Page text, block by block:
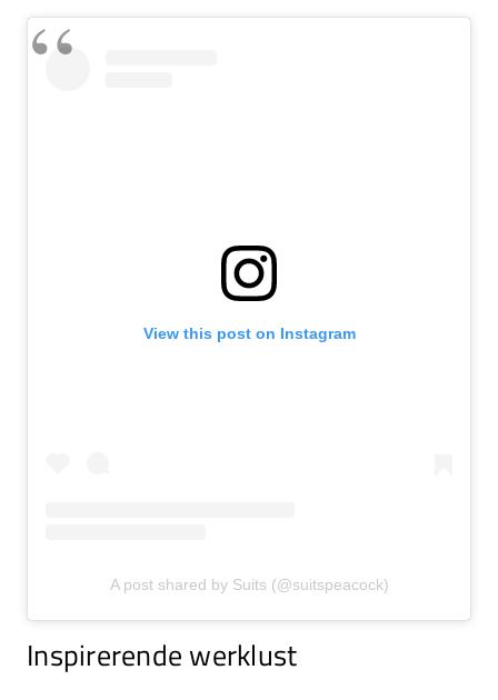
View this post on Instagram
A post shared by Suits (@suitspeacock)
Inspirerende werklust